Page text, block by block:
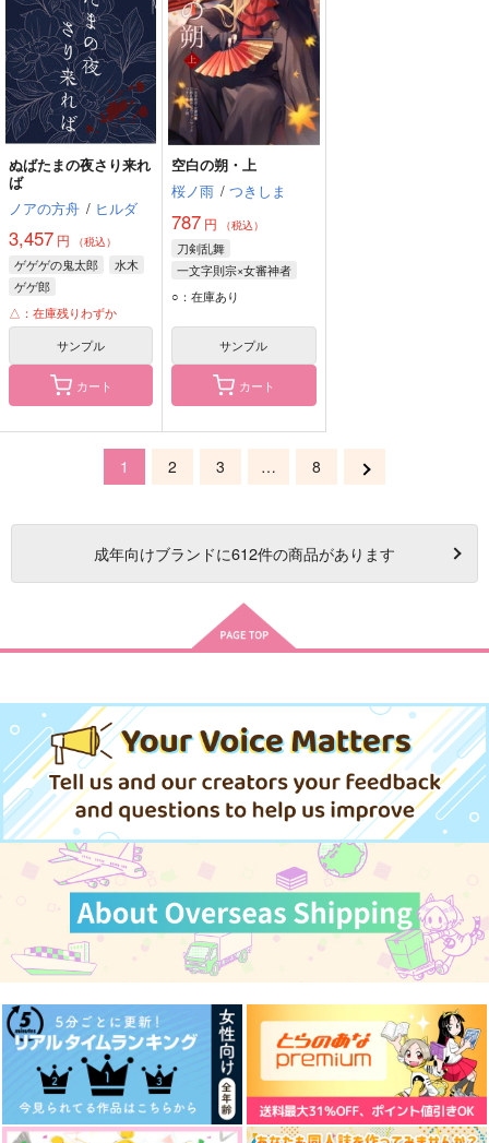
ぬばたまの夜さり来れ
ば
ノアの方舟 / ヒルダ
3,457 円 （税込）
ゲゲゲの鬼太郎
水木
ゲゲ郎
△：在庫残りわずか
サンプル
カート
空白の朔・上
桜ノ雨 / つきしま
787 円 （税込）
刀剣乱舞
一文字則宗×女審神者
一文字則宗
○：在庫あり
サンプル
カート
1 2 3 … 8
成年向けブランドに612件の商品があります